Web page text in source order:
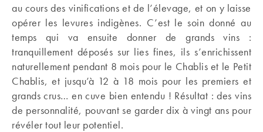
au cours des vinifications et de l’élevage, et on y laisse
opérer les levures indigènes. C’est le soin donné au
temps qui va ensuite donner de grands vins :
tranquillement déposés sur lies fines, ils s’enrichissent
naturellement pendant 8 mois pour le Chablis et le Petit
Chablis, et jusqu’à 12 à 18 mois pour les premiers et
grands crus… en cuve bien entendu ! Résultat : des vins
de personnalité, pouvant se garder dix à vingt ans pour
révéler tout leur potentiel.